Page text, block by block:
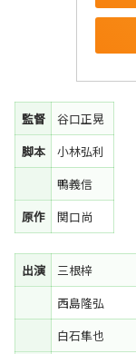
監督
谷口正晃
脚本
小林弘利
鴨義信
原作
関口尚
出演
三根梓
西島隆弘
白石隼也